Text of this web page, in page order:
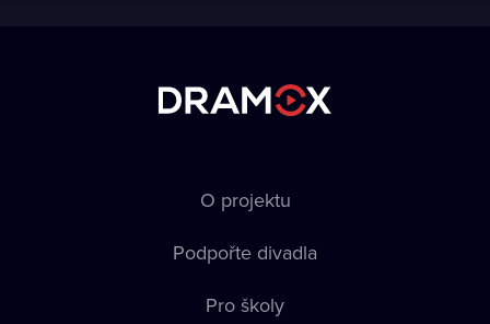
O projektu
Podpořte divadla
Pro školy